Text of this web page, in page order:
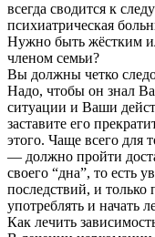
всегда сводится к
психиатрическая
Нужно быть жёстким
членом семьи?
Вы должны четко
Надо, чтобы он знал
ситуации и Ваши
заставите его
этого. Чаще всего для
— должно пройти
своего “дна”, то есть
последствий, и только
употреблять и начать
Как лечить